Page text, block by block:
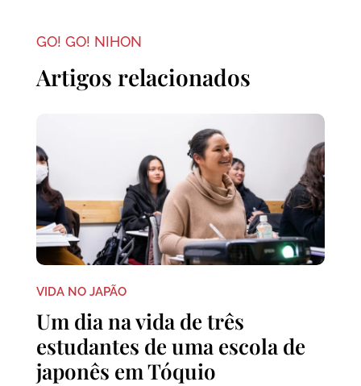
GO! GO! NIHON
Artigos relacionados
VIDA NO JAPÃO
Um dia na vida de três
estudantes de uma escola de
japonês em Tóquio